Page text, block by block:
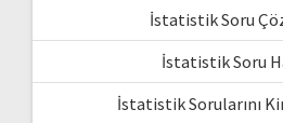
İstatistik Soru
İstatistik Soru
İstatistik Sorularını